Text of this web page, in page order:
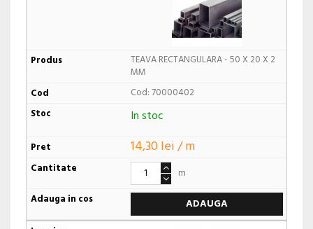
TEAVA RECTANGULARA - 50 X 20 X 2
MM
Cod: 70000402
In stoc
14,30 lei / m
m
ADAUGA